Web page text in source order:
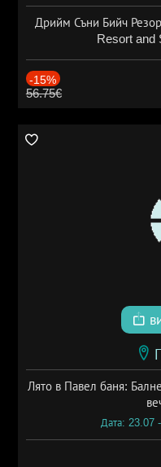
Дрийм Съни Бийч
Resort and
-15%
56.75€
Лято в Павел баня:
Дата: 23.07